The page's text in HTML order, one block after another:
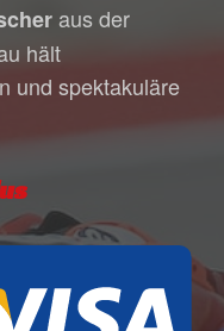
aus der
hält
und spektakuläre